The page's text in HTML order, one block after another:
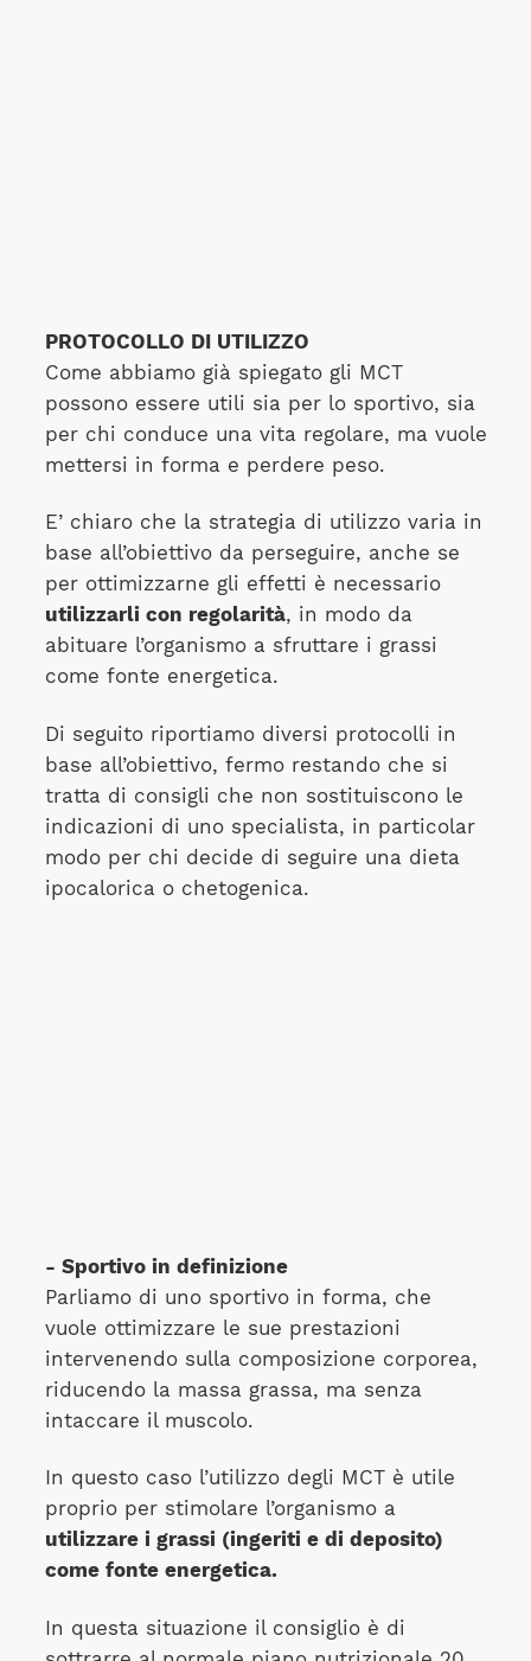
PROTOCOLLO DI UTILIZZO
Come abbiamo già spiegato gli MCT
possono essere utili sia per lo sportivo, sia
per chi conduce una vita regolare, ma vuole
mettersi in forma e perdere peso.
E’ chiaro che la strategia di utilizzo varia in
base all’obiettivo da perseguire, anche se
per ottimizzarne gli effetti è necessario
utilizzarli con regolarità, in modo da
abituare l’organismo a sfruttare i grassi
come fonte energetica.
Di seguito riportiamo diversi protocolli in
base all’obiettivo, fermo restando che si
tratta di consigli che non sostituiscono le
indicazioni di uno specialista, in particolar
modo per chi decide di seguire una dieta
ipocalorica o chetogenica.
- Sportivo in definizione
Parliamo di uno sportivo in forma, che
vuole ottimizzare le sue prestazioni
intervenendo sulla composizione corporea,
riducendo la massa grassa, ma senza
intaccare il muscolo.
In questo caso l’utilizzo degli MCT è utile
proprio per stimolare l’organismo a
utilizzare i grassi (ingeriti e di deposito)
come fonte energetica.
In questa situazione il consiglio è di